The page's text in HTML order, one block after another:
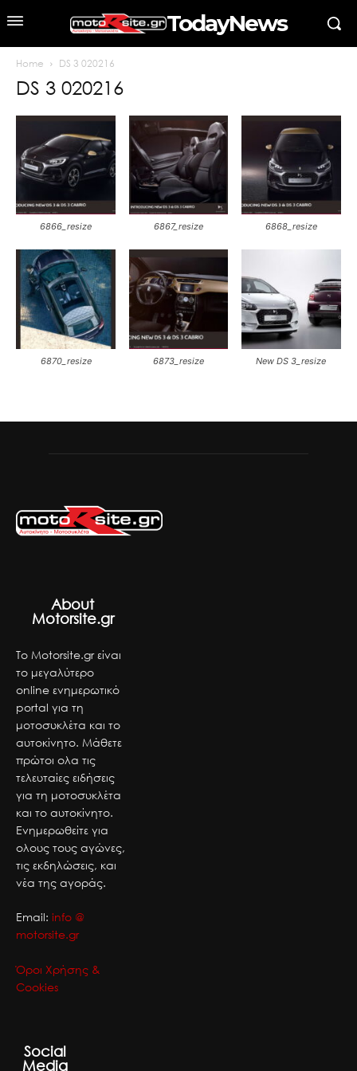
TodayNews
Home DS 3 020216
DS 3 020216
6866_resize 6867_resize 6868_resize
6870_resize 6873_resize New DS 3_resize
About
Motorsite.gr
Το Motorsite.gr είναι
το μεγαλύτερο
online ενημερωτικό
portal για τη
μοτοσυκλέτα και το
αυτοκίνητο. Μάθετε
πρώτοι ολα τις
τελευταίες ειδήσεις
για τη μοτοσυκλέτα
και το αυτοκίνητο.
Ενημερωθείτε για
ολους τους αγώνες,
τις εκδηλώσεις, και
νέα της αγοράς.
Email: info @
motorsite.gr
Όροι Χρήσης &
Cookies
Social
Media